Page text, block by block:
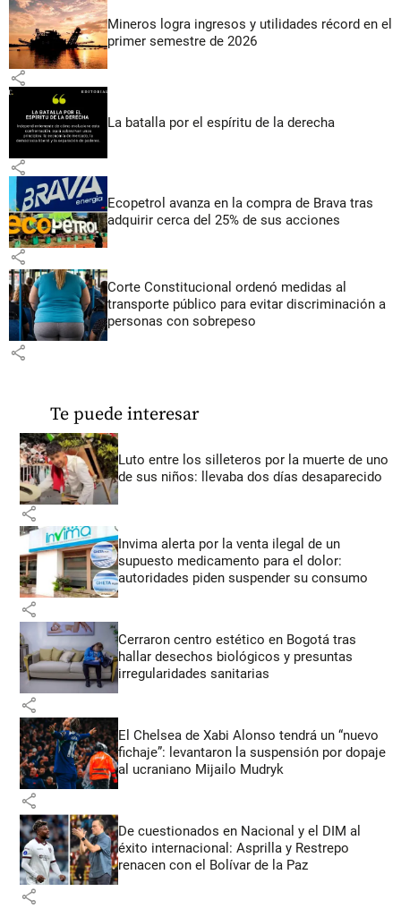
Mineros logra ingresos y utilidades récord en el
primer semestre de 2026
share
La batalla por el espíritu de la derecha
share
Ecopetrol avanza en la compra de Brava tras
adquirir cerca del 25% de sus acciones
share
Corte Constitucional ordenó medidas al
transporte público para evitar discriminación a
personas con sobrepeso
share
Te puede interesar
Luto entre los silleteros por la muerte de uno
de sus niños: llevaba dos días desaparecido
share
Invima alerta por la venta ilegal de un
supuesto medicamento para el dolor:
autoridades piden suspender su consumo
share
Cerraron centro estético en Bogotá tras
hallar desechos biológicos y presuntas
irregularidades sanitarias
share
El Chelsea de Xabi Alonso tendrá un “nuevo
fichaje”: levantaron la suspensión por dopaje
al ucraniano Mijailo Mudryk
share
De cuestionados en Nacional y el DIM al
éxito internacional: Asprilla y Restrepo
renacen con el Bolívar de la Paz
share